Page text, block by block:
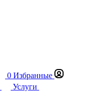
0 Избранные
Услуги